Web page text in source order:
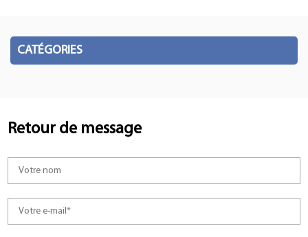
CATÉGORIES
Retour de message